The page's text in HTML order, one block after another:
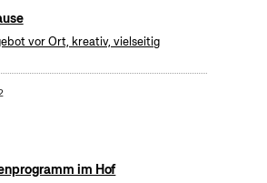
vor Ort, kreativ, vielseitig
im Hof